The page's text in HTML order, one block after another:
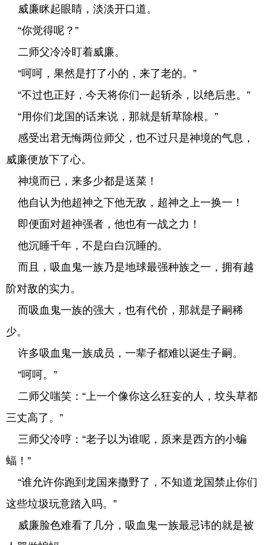
威廉眯起眼睛，淡淡开口道。
“你觉得呢？”
二师父冷冷盯着威廉。
“呵呵，果然是打了小的，来了老的。”
“不过也正好，今天将你们一起斩杀，以绝后患。”
“用你们龙国的话来说，那就是斩草除根。”
感受出君无悔两位师父，也不过只是神境的气息，
威廉便放下了心。
神境而已，来多少都是送菜！
他自认为他超神之下他无敌，超神之上一换一！
即便面对超神强者，他也有一战之力！
他沉睡千年，不是白白沉睡的。
而且，吸血鬼一族乃是地球最强种族之一，拥有越
阶对敌的实力。
而吸血鬼一族的强大，也有代价，那就是子嗣稀
少。
许多吸血鬼一族成员，一辈子都难以诞生子嗣。
“呵呵。”
二师父嗤笑：“上一个像你这么狂妄的人，坟头草都
三丈高了。”
三师父冷哼：“老子以为谁呢，原来是西方的小蝙
蝠！”
“谁允许你跑到龙国来撒野了，不知道龙国禁止你们
这些垃圾玩意踏入吗。”
威廉脸色难看了几分，吸血鬼一族最忌讳的就是被